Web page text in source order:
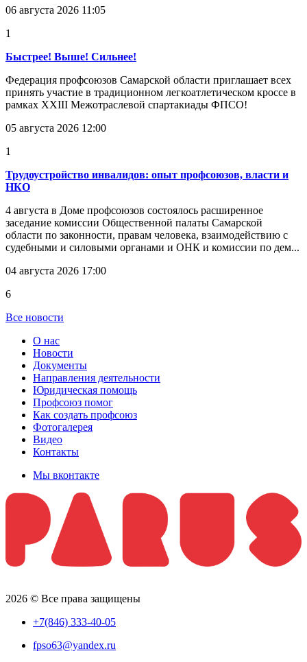
06 августа 2026 11:05
1
Быстрее! Выше! Сильнее!
Федерация профсоюзов Самарской области приглашает всех
принять участие в традиционном легкоатлетическом кроссе в
рамках XXIII Межотраслевой спартакиады ФПСО!
05 августа 2026 12:00
1
Трудоустройство инвалидов: опыт профсоюзов, власти и
НКО
4 августа в Доме профсоюзов состоялось расширенное
заседание комиссии Общественной палаты Самарской
области по законности, правам человека, взаимодействию с
судебными и силовыми органами и ОНК и комиссии по дем...
04 августа 2026 17:00
6
Все новости
О нас
Новости
Документы
Направления деятельности
Юридическая помощь
Профсоюз помог
Как создать профсоюз
Фотогалерея
Видео
Контакты
Мы вконтакте
2026 © Все права защищены
+7(846) 333-40-05
fpso63@yandex.ru